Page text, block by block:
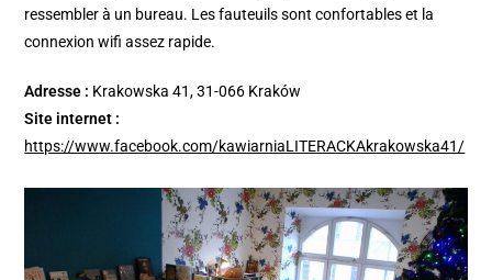
ressembler à un bureau. Les fauteuils sont confortables et la
connexion wifi assez rapide.
Adresse : Krakowska 41, 31-066 Kraków
Site internet :
https://www.facebook.com/kawiarniaLITERACKAkrakowska41/